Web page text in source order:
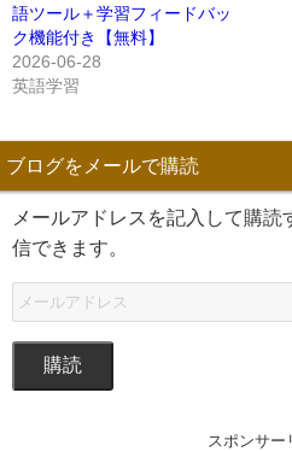
語ツール＋学習フィードバッ
ク機能付き【無料】
2026-06-28
英語学習
ブログをメールで購読
メールアドレスを記入して購
信できます。
購読
スポンサー